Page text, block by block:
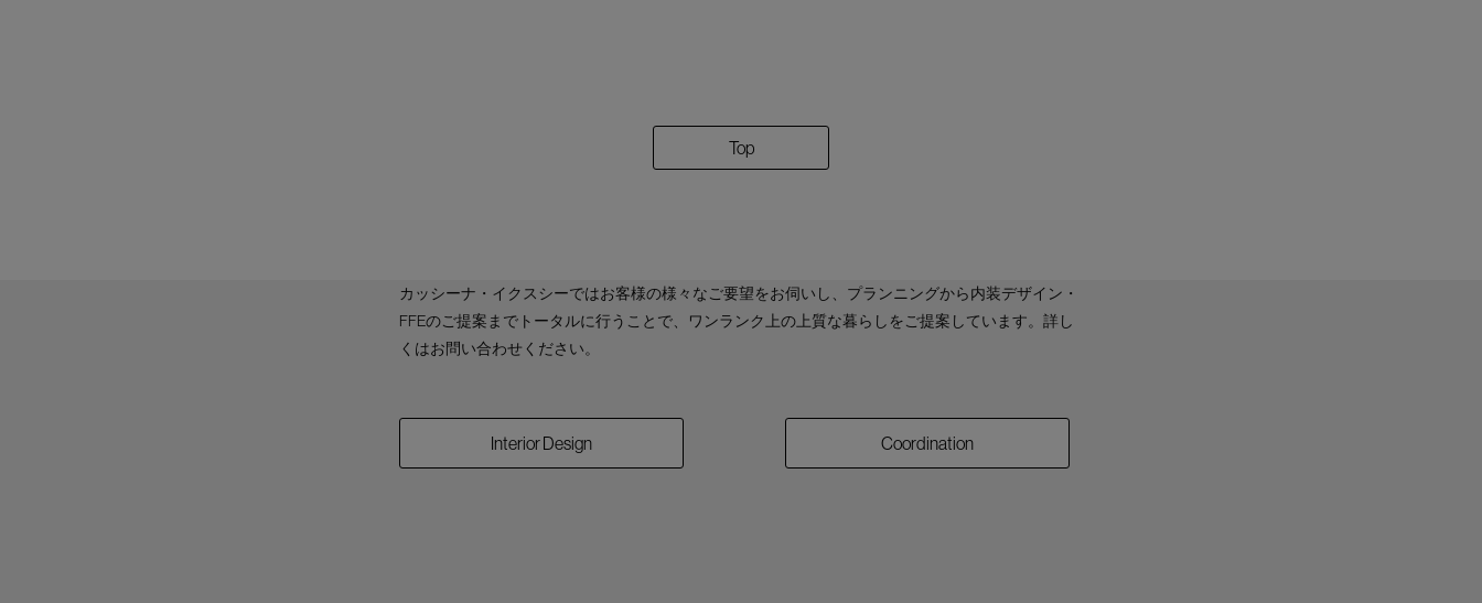
Top
カッシーナ・イクスシーではお客様の様々なご要望をお伺いし、プランニングから内装デザイン・
FFEのご提案までトータルに行うことで、ワンランク上の上質な暮らしをご提案しています。詳し
くはお問い合わせください。
Interior Design Coordination